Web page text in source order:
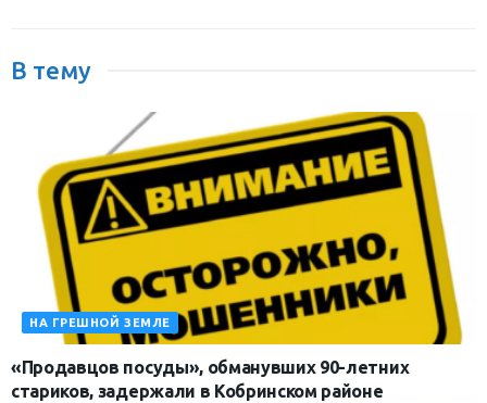
В тему
НА ГРЕШНОЙ ЗЕМЛЕ
«Продавцов посуды», обманувших 90-летних
стариков, задержали в Кобринском районе